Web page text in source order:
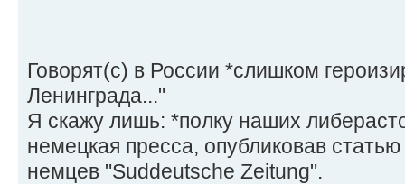
Говорят(с) в России *слишком
Ленинграда..."
Я скажу лишь: *полку наших
немецкая пресса, опубликовав
немцев "Suddeutsche Zeitung".